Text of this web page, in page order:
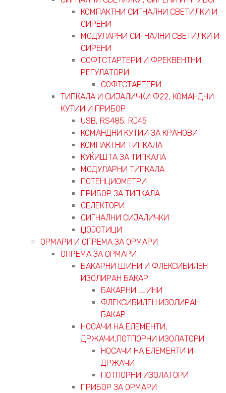
КОМПАКТНИ СИГНАЛНИ СВЕТИЛКИ И
СИРЕНИ
МОДУЛАРНИ СИГНАЛНИ СВЕТИЛКИ И
СИРЕНИ
СОФТСТАРТЕРИ И ФРЕКВЕНТНИ
РЕГУЛАТОРИ
СОФТСТАРТЕРИ
ТИПКАЛА И СИЈАЛИЧКИ Ф22, КОМАНДНИ
КУТИИ И ПРИБОР
USB, RS485, RJ45
КОМАНДНИ КУТИИ ЗА КРАНОВИ
КОМПАКТНИ ТИПКАЛА
КУЌИШТА ЗА ТИПКАЛА
МОДУЛАРНИ ТИПКАЛА
ПОТЕНЦИОМЕТРИ
ПРИБОР ЗА ТИПКАЛА
СЕЛЕКТОРИ
СИГНАЛНИ СИЈАЛИЧКИ
ЏОЈСТИЦИ
ОРМАРИ И ОПРЕМА ЗА ОРМАРИ
ОПРЕМА ЗА ОРМАРИ
БАКАРНИ ШИНИ И ФЛЕКСИБИЛЕН
ИЗОЛИРАН БАКАР
БАКАРНИ ШИНИ
ФЛЕКСИБИЛЕН ИЗОЛИРАН
БАКАР
НОСАЧИ НА ЕЛЕМЕНТИ,
ДРЖАЧИ,ПОТПОРНИ ИЗОЛАТОРИ
НОСАЧИ НА ЕЛЕМЕНТИ И
ДРЖАЧИ
ПОТПОРНИ ИЗОЛАТОРИ
ПРИБОР ЗА ОРМАРИ